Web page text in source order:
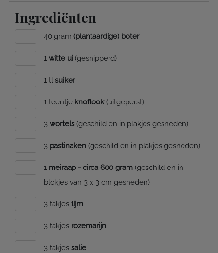
Ingrediënten
40 gram (plantaardige) boter
1 witte ui (gesnipperd)
1 tl suiker
1 teentje knoflook(uitgeperst)
3 wortels(geschild en in plakjes gesneden)
3 pastinaken (geschild en in plakjes gesneden)
1 meiraap - circa 600 gram (geschild en in
blokjes van 3 x 3 cm gesneden)
3 takjes tijm
3 takjes rozemarijn
3 takjes salie